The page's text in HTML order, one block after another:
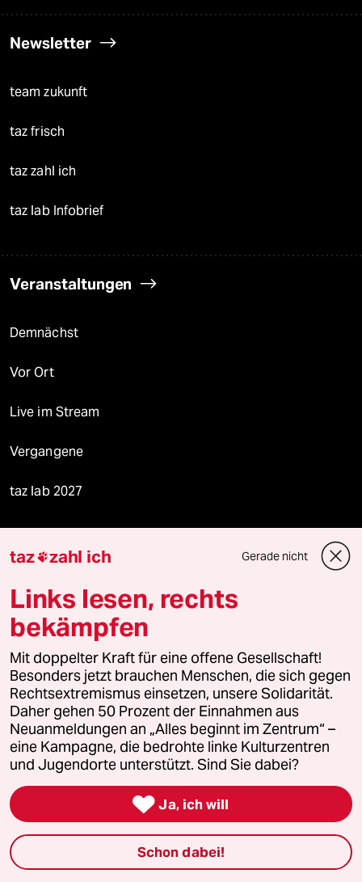
Newsletter
team zukunft
taz frisch
taz zahl ich
taz lab Infobrief
Veranstaltungen
Demnächst
Vor Ort
Live im Stream
Vergangene
taz lab 2027
Mehr taz Lesestoff
taz Blogs
taz FUTURZWEI
Le Monde diplomatique
taz Archiv
Mehr taz Angebote
Reisen
taz zahl ich Gerade nicht
Links lesen, rechts
bekämpfen
Mit doppelter Kraft für eine offene Gesellschaft!
Besonders jetzt brauchen Menschen, die sich gegen
Rechtsextremismus einsetzen, unsere Solidarität.
Daher gehen 50 Prozent der Einnahmen aus
Neuanmeldungen an „Alles beginnt im Zentrum“ –
eine Kampagne, die bedrohte linke Kulturzentren
und Jugendorte unterstützt. Sind Sie dabei?
 Ja, ich will
Schon dabei!